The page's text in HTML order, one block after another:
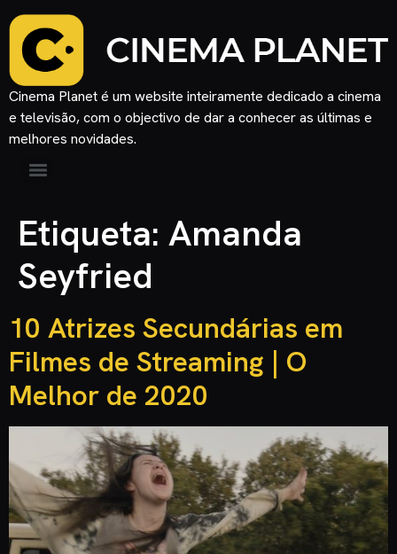
Cinema Planet é um website inteiramente dedicado a cinema
e televisão, com o objectivo de dar a conhecer as últimas e
melhores novidades.
Etiqueta: Amanda
Seyfried
10 Atrizes Secundárias em
Filmes de Streaming | O
Melhor de 2020